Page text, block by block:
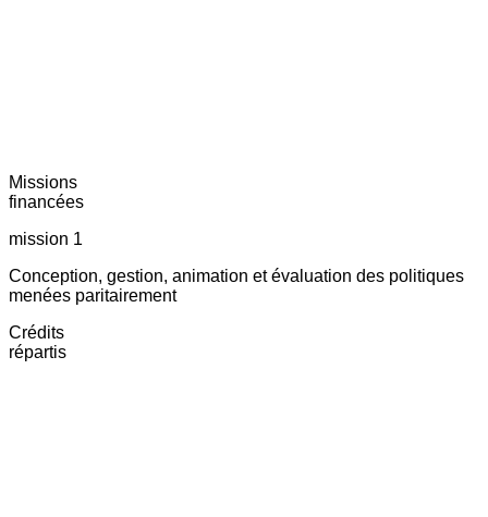
Missions
financées
mission 1
Conception, gestion, animation et évaluation des politiques
menées paritairement
Crédits
répartis